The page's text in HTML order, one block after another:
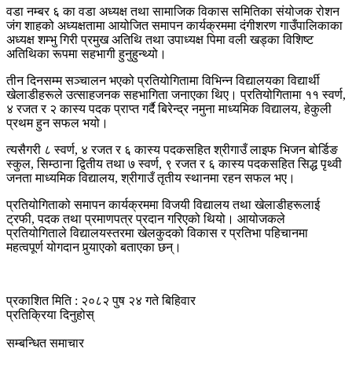
वडा नम्बर ६ का वडा अध्यक्ष तथा सामाजिक विकास समितिका संयोजक रोशन
जंग शाहको अध्यक्षतामा आयोजित समापन कार्यक्रममा दंगीशरण गाउँपालिकाका
अध्यक्ष शम्भु गिरी प्रमुख अतिथि तथा उपाध्यक्ष पिमा वली खड्का विशिष्ट
अतिथिका रूपमा सहभागी हुनुहुन्थ्यो।
तीन दिनसम्म सञ्चालन भएको प्रतियोगितामा विभिन्न विद्यालयका विद्यार्थी
खेलाडीहरूले उत्साहजनक सहभागिता जनाएका थिए। प्रतियोगितामा ११ स्वर्ण,
४ रजत र २ कास्य पदक प्राप्त गर्दै बिरेन्द्र नमुना माध्यमिक विद्यालय, हेकुली
प्रथम हुन सफल भयो।
त्यसैगरी ८ स्वर्ण, ४ रजत र ६ कास्य पदकसहित श्रीगाउँ लाइफ भिजन बोर्डिङ
स्कुल, सिम्ठाना द्वितीय तथा ७ स्वर्ण, ९ रजत र ६ कास्य पदकसहित सिद्ध पृथ्वी
जनता माध्यमिक विद्यालय, श्रीगाउँ तृतीय स्थानमा रहन सफल भए।
प्रतियोगिताको समापन कार्यक्रममा विजयी विद्यालय तथा खेलाडीहरूलाई
ट्रफी, पदक तथा प्रमाणपत्र प्रदान गरिएको थियो। आयोजकले
प्रतियोगिताले विद्यालयस्तरमा खेलकुदको विकास र प्रतिभा पहिचानमा
महत्वपूर्ण योगदान पुर्‍याएको बताएका छन्।
प्रकाशित मिति : २०८२ पुष २४ गते बिहिवार
प्रतिक्रिया दिनुहोस्
सम्बन्धित समाचार